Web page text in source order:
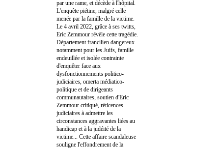
par une rame, et décède à l'hôpital.
L'enquête piétine, malgré celle
menée par la famille de la victime.
Le 4 avril 2022, grâce à ses twitts,
Eric Zemmour révèle cette tragédie.
Département francilien dangereux
notamment pour les Juifs, famille
endeuillée et isolée contrainte
d'enquêter face aux
dysfonctionnements politico-
judiciaires, omerta médiatico-
politique et de dirigeants
communautaires, soutien d'Eric
Zemmour critiqué, réticences
judiciaires à admettre les
circonstances aggravantes liées au
handicap et à la judéité de la
victime... Cette affaire scandaleuse
souligne l'effondrement de la